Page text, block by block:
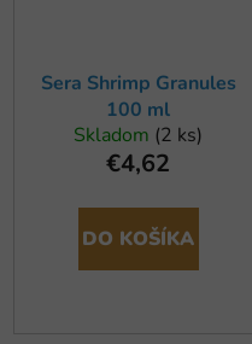
Sera Shrimp Granules
100 ml
Skladom (2 ks)
€4,62
DO KOŠÍKA